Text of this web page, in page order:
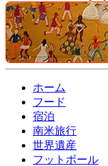
ホーム
フード
宿泊
南米旅行
世界遺産
フットボール